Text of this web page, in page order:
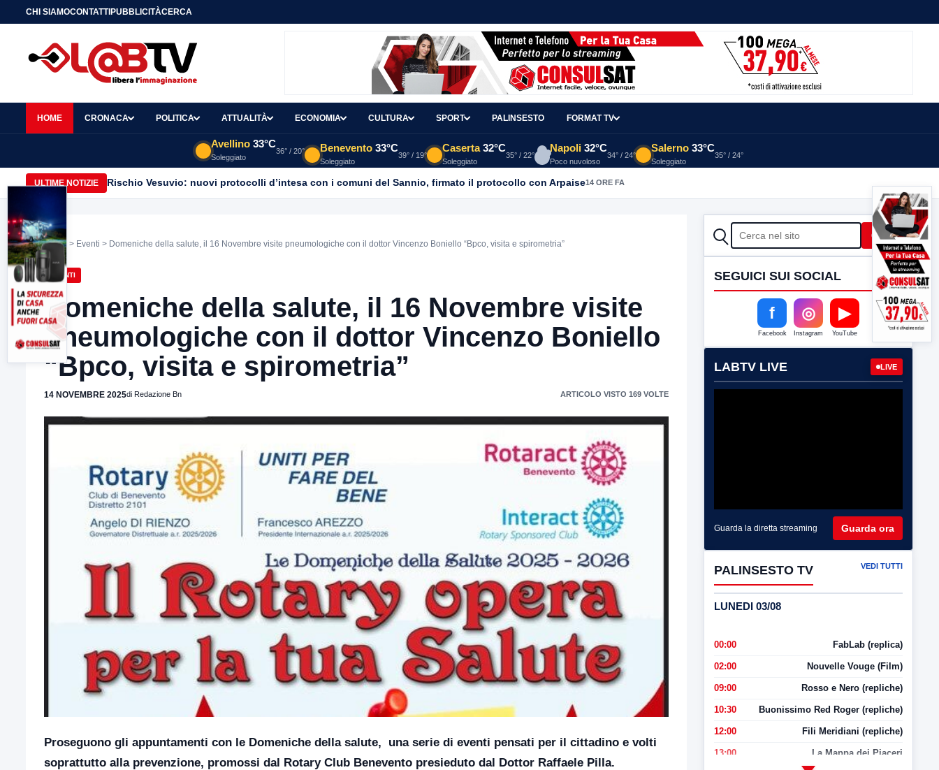
CHI SIAMOCONTATTIPUBBLICITÀCERCA
HOME CRONACA POLITICA ATTUALITÀ ECONOMIA CULTURA SPORT PALINSESTO FORMAT TV
Avellino 33°C
Soleggiato
36° / 20° Benevento 33°C
Soleggiato
39° / 19°
Caserta 32°C
Soleggiato
35° / 22°
Napoli 32°C
Poco nuvoloso
34° / 24°
Salerno 33°C
Soleggiato
35° / 24°
ULTIME NOTIZIE Rischio Vesuvio: nuovi protocolli d’intesa con i comuni del Sannio, firmato il protocollo con Arpaise14 ORE FA
Home > Eventi > Domeniche della salute, il 16 Novembre visite pneumologiche con il dottor Vincenzo Boniello “Bpco, visita e spirometria”
EVENTI
Domeniche della salute, il 16 Novembre visite
pneumologiche con il dottor Vincenzo Boniello
“Bpco, visita e spirometria”
14 NOVEMBRE 2025di Redazione Bn ARTICOLO VISTO 169 VOLTE
Proseguono gli appuntamenti con le Domeniche della salute, una serie di eventi pensati per il cittadino e volti
soprattutto alla prevenzione, promossi dal Rotary Club Benevento presieduto dal Dottor Raffaele Pilla.
CERCA Cerca
SEGUICI SUI SOCIAL
f
Facebook
◎
Instagram
▶
YouTube
LABTV LIVE LIVE
Guarda la diretta streaming Guarda ora
PALINSESTO TV VEDI TUTTI
LUNEDI 03/08
00:00 FabLab (replica)
02:00 Nouvelle Vouge (Film)
09:00 Rosso e Nero (repliche)
10:30 Buonissimo Red Roger (repliche)
12:00 Fili Meridiani (repliche)
13:00 La Mappa dei Piaceri